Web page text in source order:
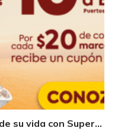
¡Embárquese en la aventura de su vida con Supermaxi!